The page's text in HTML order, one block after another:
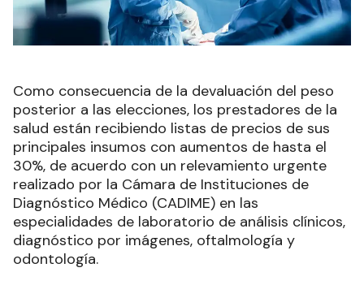
Como consecuencia de la devaluación del peso
posterior a las elecciones, los prestadores de la
salud están recibiendo listas de precios de sus
principales insumos con aumentos de hasta el
30%, de acuerdo con un relevamiento urgente
realizado por la Cámara de Instituciones de
Diagnóstico Médico (CADIME) en las
especialidades de laboratorio de análisis clínicos,
diagnóstico por imágenes, oftalmología y
odontología.